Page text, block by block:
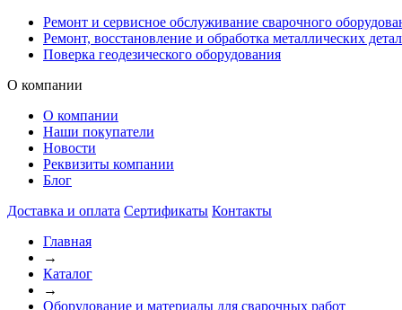
Ремонт и сервисное обслуживание сварочного
Ремонт, восстановление и обработка металлических
Поверка геодезического оборудования
О компании
О компании
Наши покупатели
Новости
Реквизиты компании
Блог
Доставка и оплата Сертификаты Контакты
Главная
→
Каталог
→
Оборудование и материалы для сварочных работ